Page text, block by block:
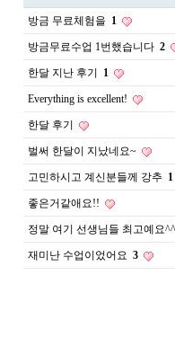
방금 무료체험을 1
방금무료수업 1번했습니다 2
한달 지난 후기 1
Everything is excellent!
한달 후기
벌써 한달이 지났네요~
고민하시고 계신분들께 강추 1
좋은거같애요!!
정말 여기 선생님들 최고예요
재미난 수업이었어요 3